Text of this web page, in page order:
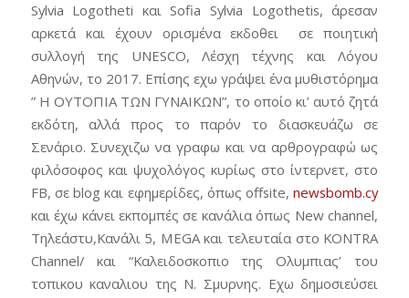
Sylvia Logotheti και Sofia Sylvia Logothetis, άρεσαν
αρκετά και έχουν ορισμένα εκδοθει σε ποιητική
συλλογή της UNESCO, Λέσχη τέχνης και Λόγου
Αθηνών, το 2017. Επίσης εχω γράψει ένα μυθιστόρημα
” Η ΟΥΤΟΠΙΑ ΤΩΝ ΓΥΝΑΙΚΩΝ”, το οποίο κι’ αυτό ζητά
εκδότη, αλλά προς το παρόν το διασκευάζω σε
Σενάριο. Συνεχιζω να γραφω και να αρθρογραφώ ως
φιλόσοφος και ψυχολόγος κυρίως στο ίντερνετ, στο
FB, σε blog και εφημερίδες, όπως offsite,newsbomb.cy
και έχω κάνει εκπομπές σε κανάλια όπως Νew channel,
Τηλεάστυ,Κανάλι 5, MEGA και τελευταία στο KONTRA
Channel/ και “Καλειδοσκοπιο της Ολυμπιας’ του
τοπικου καναλιου της Ν. Σμυρνης. Εχω δημοσιεύσει